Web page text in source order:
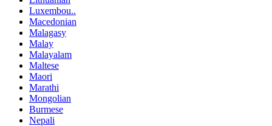
Luxembou..
Macedonian
Malagasy
Malay
Malayalam
Maltese
Maori
Marathi
Mongolian
Burmese
Nepali